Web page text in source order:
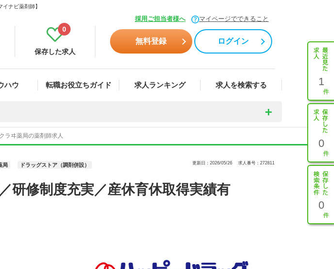
ナビ薬剤師】
採用ご担当者様へ マイページでできること
保存した求人
0
無料登録 ログイン
ハウ 転職お役立ちガイド 求人ランキング 求人を検索する 1
0
0
ヰ薬局の薬剤師求人
局 ドラッグストア（調剤併設） 更新日：2026/05/26 求人番号：272811
研修制度充実／産休育休取得実績有